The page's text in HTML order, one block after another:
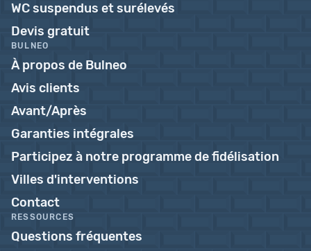
WC suspendus et surélevés
Devis gratuit
BULNEO
À propos de Bulneo
Avis clients
Avant/Après
Garanties intégrales
Participez à notre programme de fidélisation
Villes d'interventions
Contact
RESSOURCES
Questions fréquentes